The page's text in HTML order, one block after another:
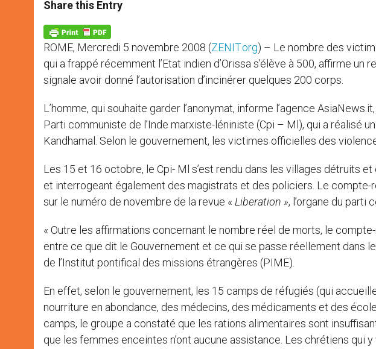
s
p
p
e
g
e
r
b
k
Share this Entry
ROME, Mercredi 5 novembre 2008 (ZENIT.org) – Le nombre des
qui a frappé récemment l’Etat indien d’Orissa s’élève à 500, affirme
signale avoir donné l’autorisation d’incinérer quelques 200 corps.
L’homme, qui souhaite garder l’anonymat, informe l’agence
Parti communiste de l’Inde marxiste-léniniste (Cpi – Ml), qui a réalisé
Kandhamal. Selon le gouvernement, les victimes officielles des
Les 15 et 16 octobre, le Cpi- Ml s’est rendu dans les villages détruits
et interrogeant également des magistrats et des policiers. Le
sur le numéro de novembre de la revue « Liberation », l’organe du parti
« Outre les affirmations concernant le nombre réel de morts, le
entre ce que dit le Gouvernement et ce qui se passe réellement dans
de l’Institut pontifical des missions étrangères (PIME).
En effet, selon le gouvernement, les 15 camps de réfugiés (qui
nourriture en abondance, des médecins, des médicaments et des
camps, le groupe a constaté que les rations alimentaires sont
que les femmes enceintes n’ont aucune assistance. Les chrétiens qui